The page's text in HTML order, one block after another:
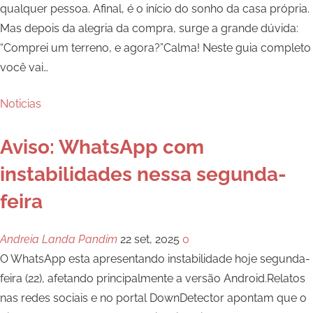
qualquer pessoa. Afinal, é o início do sonho da casa própria.
Mas depois da alegria da compra, surge a grande dúvida:
“Comprei um terreno, e agora?”Calma! Neste guia completo
você vai…
Noticias
Aviso: WhatsApp com
instabilidades nessa segunda-
feira
Andreia Landa Pandim 22 set, 2025 0
O WhatsApp esta apresentando instabilidade hoje segunda-
feira (22), afetando principalmente a versão Android.Relatos
nas redes sociais e no portal DownDetector apontam que o